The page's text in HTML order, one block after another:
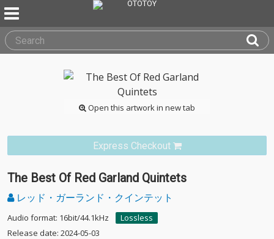
Open this artwork in new tab
Express Checkout
The Best Of Red Garland Quintets
レッド・ガーランド・クインテット
Audio format: 16bit/44.1kHz
Lossless
Release date: 2024-05-03